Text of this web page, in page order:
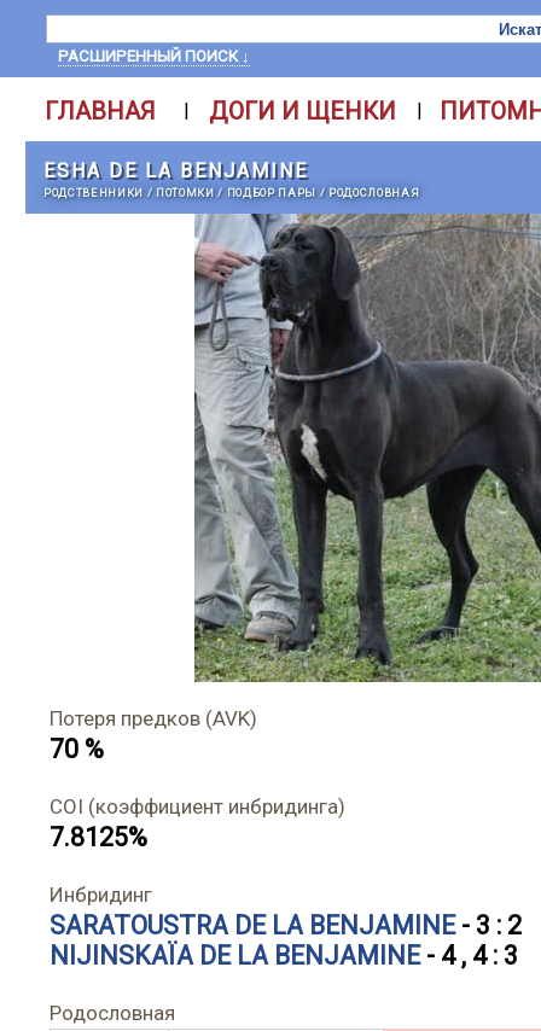
РАСШИРЕННЫЙ ПОИСК ↓
ГЛАВНАЯ | ДОГИ И ЩЕНКИ |
ESHA DE LA BENJAMINE
РОДСТВЕННИКИ / ПОТОМКИ/ ПОДБОР ПАРЫ / РОДОСЛОВНАЯ
Потеря предков (AVK)
70 %
COI (коэффициент инбридинга)
7.8125%
Инбридинг
SARATOUSTRA DE LA BENJAMINE- 3 : 2
NIJINSKAÏA DE LA BENJAMINE- 4 , 4 : 3
Родословная